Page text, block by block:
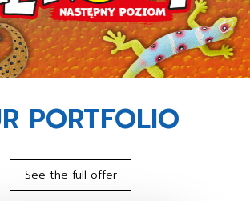
PORTFOLIO
See the full offer